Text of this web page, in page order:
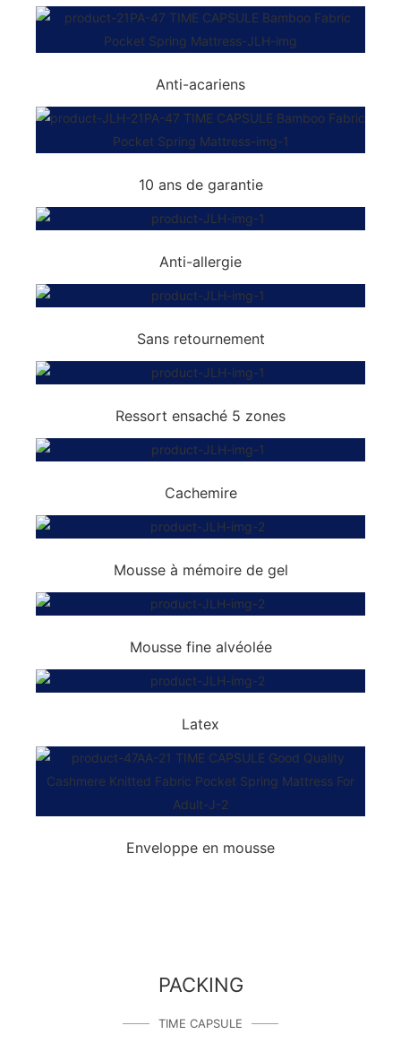
Anti-acariens
10 ans de garantie
Anti-allergie
Sans retournement
Ressort ensaché 5 zones
Cachemire
Mousse à mémoire de gel
Mousse fine alvéolée
Latex
Enveloppe en mousse
PACKING
TIME CAPSULE